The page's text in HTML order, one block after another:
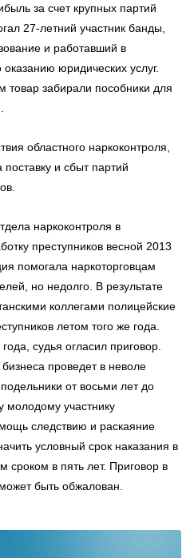
за счет крупных партий
27-летний участник банды,
и работавший в
юридических услуг.
товар забирали пособники для
областного наркоконтроля,
и сбыт партий
наркоконтроля в
преступников весной 2013
помогала наркоторговцам
но недолго. В результате
коллегами полицейские
летом того же года.
судья огласил приговор.
проведет в неволе
от восьми лет до
молодому участнику
следствию и раскаяние
условный срок наказания в
сроком в пять лет. Приговор в
быть обжалован.